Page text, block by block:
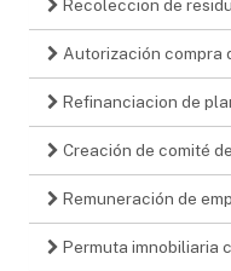
Recoleccion de
Autorización compra
Refinanciacion de
Creación de comité
Remuneración de
Permuta imnobiliaria